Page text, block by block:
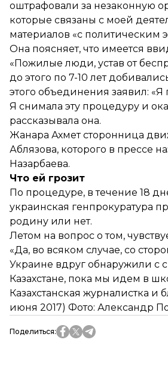
оштрафовали за незаконную
которые связаны с моей
материалов «с политическим
Она поясняет, что имеется
«Пожилые люди, устав от
до этого по 7-10 лет
этого объединения заявил:
Я снимала эту процедуру и
рассказывала она.
Жанара Ахмет сторонница
Аблязова, которого в прессе
Назарбаева.
Что ей грозит
По процедуре, в течение 18
украинская генпрокуратура
родину или нет.
Летом на вопрос о том,
«Да, во всяком случае, со
Украине вдруг обнаружили с
Казахстане, пока мы идем в
Казахстанская журналистка
июня 2017) Фото: Александр
Поделиться: